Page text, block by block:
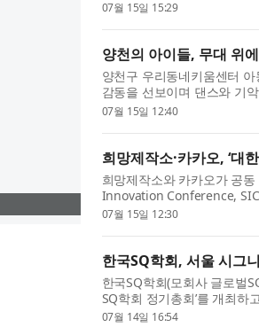
혔다. 이번 활동은 미세먼지
07월 15일 15:29
양천의 아이들, 무대 위
양천구 우리동네키움센터
감동을 선보이며 댄스와 기
는 동행연우회(대표 김영태)
07월 15일 12:40
희망제작소·카카오, ‘대
희망제작소와 카카오가 공
Innovation Conference, SIC
에 개최됐다. ‘대한민국 사회
07월 15일 12:30
한국SQ학회, 서울 시그
한국SQ학회(모회사 글로벌
SQ학회 정기총회’를 개최
SQ(Spiritual Quotient)와
07월 14일 16:54